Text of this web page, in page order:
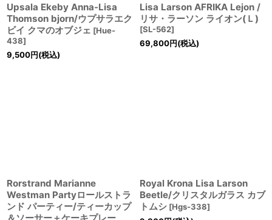
Upsala Ekeby Anna-Lisa
Thomson bjorn/ウプサラエク
ビイ クマのオブジェ [Hue-
438]
9,500円(税込)
Lisa Larson AFRIKA Lejon /
リサ・ラーソン ライオン(Ｌ)
[SL-562]
69,800円(税込)
Rorstrand Marianne
Westman Partyロールストラ
ンド パーティー/ティーカップ
＆ソーサー＋ケーキプレー
Royal Krona Lisa Larson
Beetle/クリスタルガラス カブ
トムシ [Hgs-338]